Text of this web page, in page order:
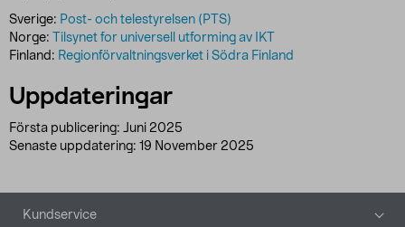
Sverige: Post- och telestyrelsen (PTS)
Norge:
Tilsynet for universell utforming av IKT
Finland: Regionförvaltningsverket i Södra Finland
Uppdateringar
Första publicering: Juni 2025
Senaste uppdatering: 19 November 2025
Sidfot
Kundservice